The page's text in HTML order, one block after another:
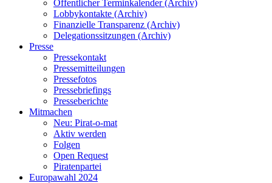
Öffentlicher Terminkalender (Archiv)
Lobbykontakte (Archiv)
Finanzielle Transparenz (Archiv)
Delegationssitzungen (Archiv)
Presse
Pressekontakt
Pressemitteilungen
Pressefotos
Pressebriefings
Presseberichte
Mitmachen
Neu: Pirat-o-mat
Aktiv werden
Folgen
Open Request
Piratenpartei
Europawahl 2024